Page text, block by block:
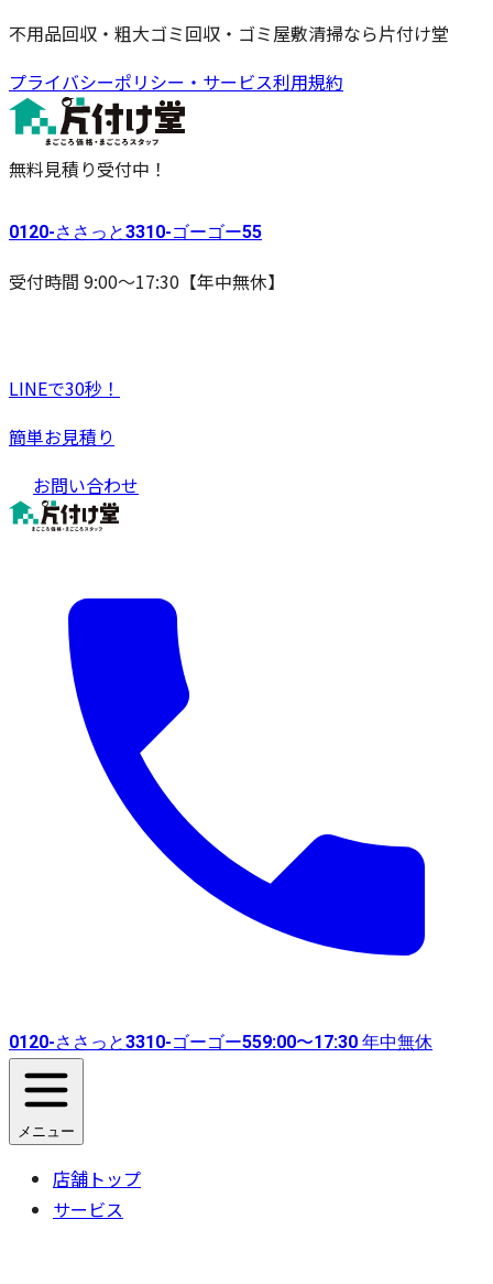
不用品回収・粗大ゴミ回収・ゴミ屋敷清掃なら片付け堂
プライバシーポリシー・サービス利用規約
無料見積り受付中！
0120-ささっと3310-ゴーゴー55
受付時間 9:00〜17:30【年中無休】
LINEで30秒！
簡単お見積り
お問い合わせ
0120-ささっと3310-ゴーゴー559:00〜17:30 年中無休
メニュー
店舗トップ
サービス